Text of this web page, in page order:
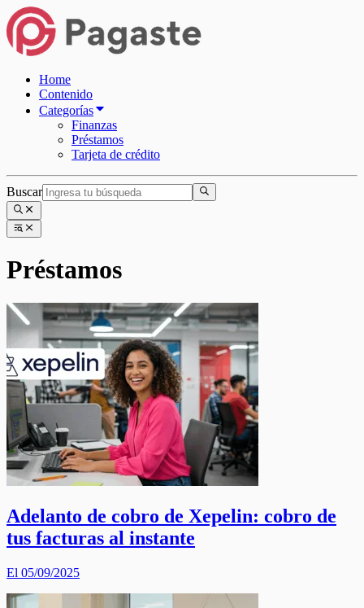
Home
Contenido
Categorías
Finanzas
Préstamos
Tarjeta de crédito
Buscar
Préstamos
Adelanto de cobro de Xepelin: cobro de
tus facturas al instante
El 05/09/2025